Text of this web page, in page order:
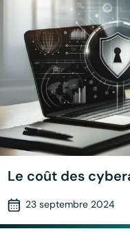
Le coût des
23 septembre 2024